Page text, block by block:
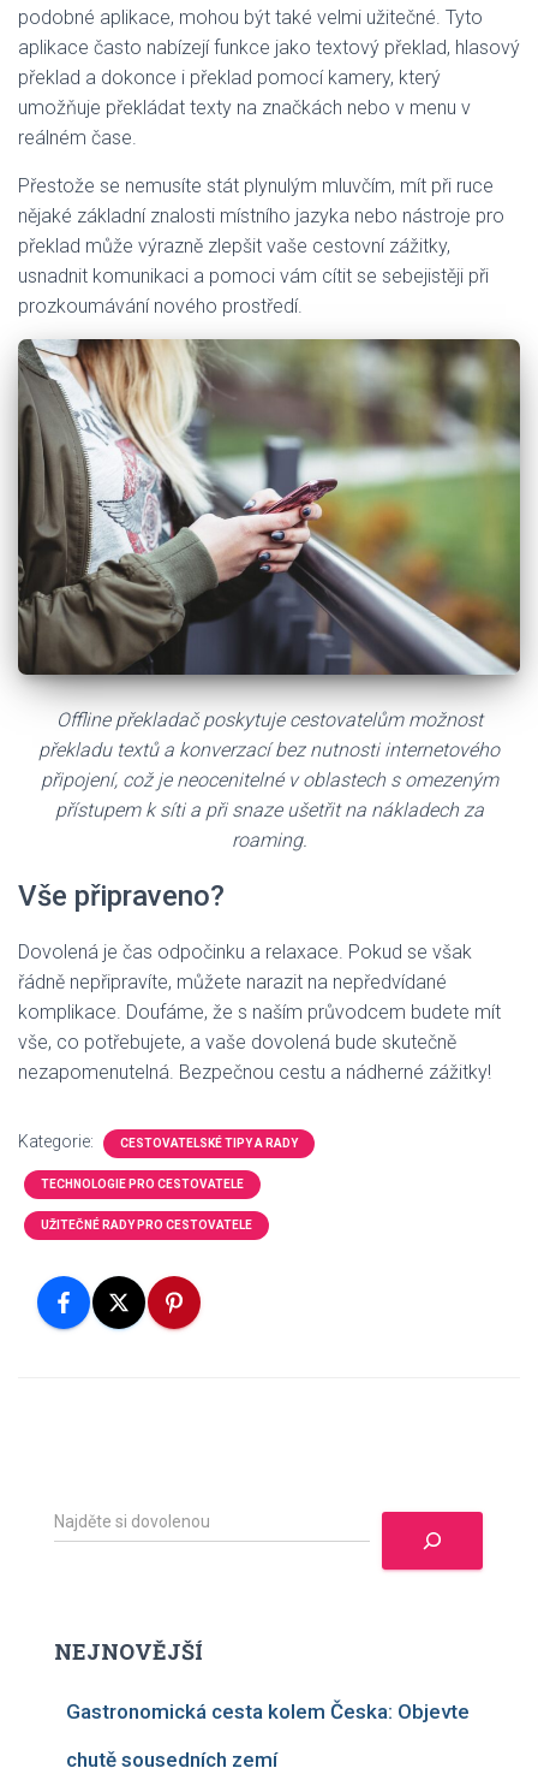
podobné aplikace, mohou být také velmi užitečné. Tyto
aplikace často nabízejí funkce jako textový překlad, hlasový
překlad a dokonce i překlad pomocí kamery, který
umožňuje překládat texty na značkách nebo v menu v
reálném čase.
Přestože se nemusíte stát plynulým mluvčím, mít při ruce
nějaké základní znalosti místního jazyka nebo nástroje pro
překlad může výrazně zlepšit vaše cestovní zážitky,
usnadnit komunikaci a pomoci vám cítit se sebejistěji při
prozkoumávání nového prostředí.
Offline překladač poskytuje cestovatelům možnost
překladu textů a konverzací bez nutnosti internetového
připojení, což je neocenitelné v oblastech s omezeným
přístupem k síti a při snaze ušetřit na nákladech za
roaming.
Vše připraveno?
Dovolená je čas odpočinku a relaxace. Pokud se však
řádně nepřipravíte, můžete narazit na nepředvídané
komplikace. Doufáme, že s naším průvodcem budete mít
vše, co potřebujete, a vaše dovolená bude skutečně
nezapomenutelná. Bezpečnou cestu a nádherné zážitky!
Kategorie: CESTOVATELSKÉ TIPY A RADY
TECHNOLOGIE PRO CESTOVATELE
UŽITEČNÉ RADY PRO CESTOVATELE
H
l
tNEJNOVĚJŠÍ
Gastronomická cesta kolem Česka: Objevte
chutě sousedních zemí